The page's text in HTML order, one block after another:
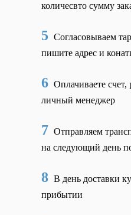
количесвто сумму
5 Согласовываем
пишите адрес и
6 Оплачиваете
личный менеджер
7 Отправляем
на следующий день
8 В день доставки
прибытии